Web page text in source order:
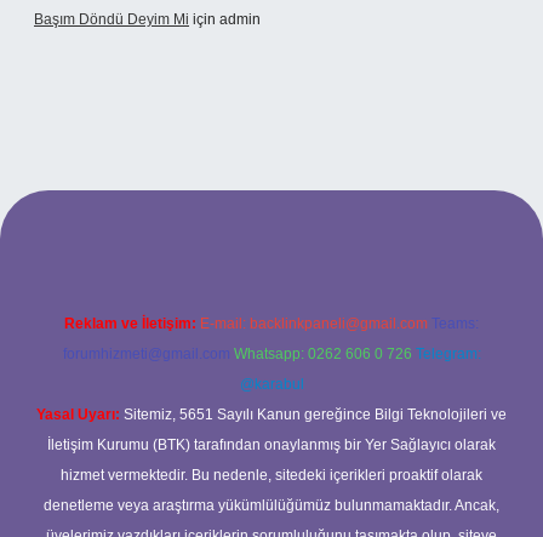
Başım Döndü Deyim Mi için admin
Reklam ve İletişim: E-mail: backlinkpaneli@gmail.com Teams:
forumhizmeti@gmail.com Whatsapp: 0262 606 0 726 Telegram:
@karabul
Yasal Uyarı: Sitemiz, 5651 Sayılı Kanun gereğince Bilgi Teknolojileri ve
İletişim Kurumu (BTK) tarafından onaylanmış bir Yer Sağlayıcı olarak
hizmet vermektedir. Bu nedenle, sitedeki içerikleri proaktif olarak
denetleme veya araştırma yükümlülüğümüz bulunmamaktadır. Ancak,